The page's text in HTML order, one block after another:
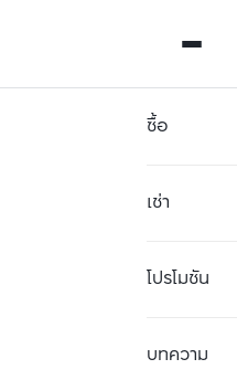
ซื้อ
เช่า
โปรโมชัน
บทความ